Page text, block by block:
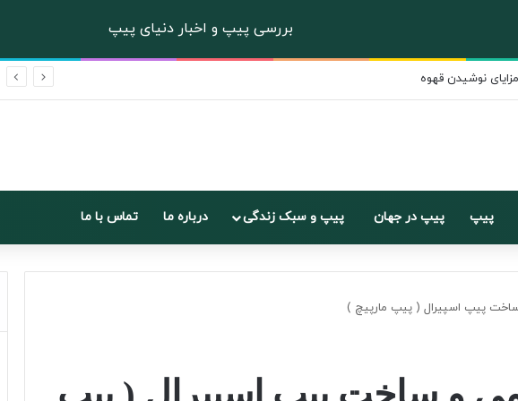
بررسی پیپ و اخبار دنیای پیپ
آداب و رسوم پیپ کشیدن: لذت بردن از تجربه ای کلاسیک
پیپ پیپ در جهان پیپ و سبک زندگی درباره ما تماس با ما
پیپ اسپیرال ( پیپ مارپیچ )